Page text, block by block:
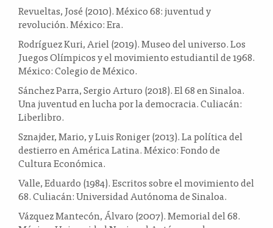
Revueltas, José (2010). México 68: juventud y
revolución. México: Era.
Rodríguez Kuri, Ariel (2019). Museo del universo. Los
Juegos Olímpicos y el movimiento estudiantil de 1968.
México: Colegio de México.
Sánchez Parra, Sergio Arturo (2018). El 68 en Sinaloa.
Una juventud en lucha por la democracia. Culiacán:
Liberlibro.
Sznajder, Mario, y Luis Roniger (2013). La política del
destierro en América Latina. México: Fondo de
Cultura Económica.
Valle, Eduardo (1984). Escritos sobre el movimiento del
68. Culiacán: Universidad Autónoma de Sinaloa.
Vázquez Mantecón, Álvaro (2007). Memorial del 68.